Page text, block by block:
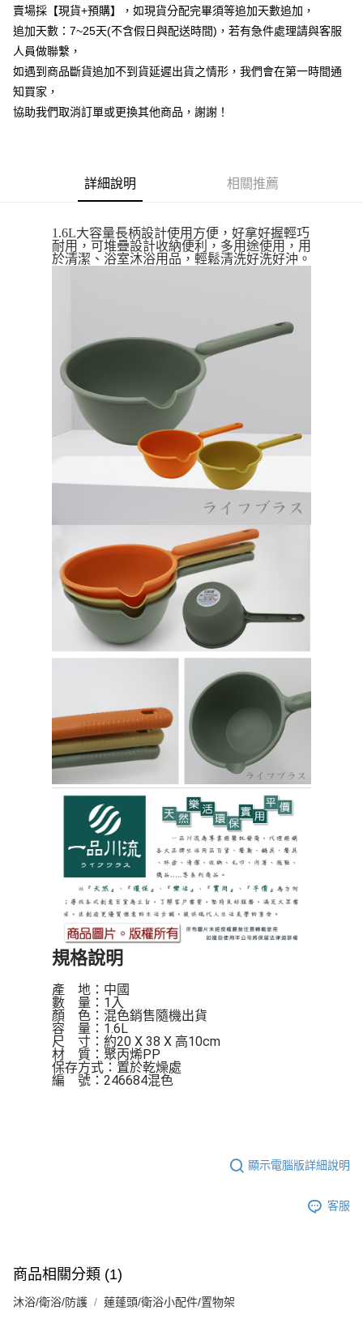
元大商業銀行
永豐商業銀行
台新國際商業銀行
中國信託商業銀行
台灣樂天信用卡公司
聯邦商業銀行
遠東國際商業銀行
元大商業銀行
永豐商業銀行
玉山商業銀行
台灣樂天信用卡公司
匯豐（台灣）商業銀行
華泰商業銀行
聯邦商業銀行
遠東國際商業銀行
元大商業銀行
玉山商業銀行
星展（台灣）商業銀行
台新國際商業銀行
街口支付
悠遊付
全盈+PAY
AFTEE先享後付
１．簡單：不需註冊會員、不需綁卡、不需儲值。
３．安心：先確認商品／服務後，再付款。
【「AFTEE先享後付」結帳流程】
ATM／網路銀行／等多元方式進行付款，方視為交易完成。
※ 請注意：結帳手續完成當下不需立刻繳費，但若您需要取消訂單，請聯絡
購買商品的店家。未經商家同意取消之訂單仍視為有效，需透過AFTEE先享
後付繳納相關費用。
※ 交易是否成功請以「AFTEE先享後付 」之結帳頁面顯示為準，若有關於
是否繳費成功／繳費後需取消欲退款等相關疑問，請聯繫「AFTEE先享後付
客戶支援中心」
https://netprotections.freshdesk.com/support/home
１．透過由恩沛科技股份有限公司提供之「AFTEE先享後付」服務完成之交
易，需依本服務之必要範圍內提供個人資料，並將交易相關給付款項請求債
權轉讓予恩沛科技股份有限公司。
２．關於個人資料處理事宜，請瀏覽以下網址：
３．未成年的使用者請事先徵得法定代理人或監護人之同意方可使用
「AFTEE先享後付」，若未經同意申辦者引起之損失，本公司不負相關責
４．使用「AFTEE先享後付」時，將依據個別帳號之用戶狀況，依本公司即
時審查核予不同之上限額度；若仍有額度不足之情形，本公司將視審查結果
請求用戶進行身份認證。
５．嚴禁一人註冊多個帳號或使用他人資訊註冊。若發現惡意使用之情形，
恩沛科技股份有限公司將有權停止該用戶之使用額度並採取法律行動。
運送方式
全家取貨付款三天後到
每筆NT$100，滿NT$1,000(含以上)免運費
付款後全家取貨
每筆NT$60，滿NT$490(含以上)免運費
7-11取貨付款三天
每筆NT$60，滿NT$490(含以上)免運費
每筆NT$100，滿NT$1,000(含以上)免運費
每筆NT$60，滿NT$490(含以上)免運費
本島宅配1~2天後到
每筆NT$80，滿NT$490(含以上)免運費
每筆NT$150，滿NT$3,000(含以上)免運費
賣場採【現貨+預購】，如現貨分配完畢須等追加天數追加，
追加天數：7~25天(不含假日與配送時間)，若有急件處理請與客服
人員做聯繫，
如遇到商品斷貨追加不到貨延遲出貨之情形，我們會在第一時間通
知買家，
協助我們取消訂單或更換其他商品，謝謝！
詳細說明 相關推薦
1.6L大容量長柄設計使用方便 ，好拿好握輕巧
耐用， 可堆疊設計收納便利， 多用途使用，用
於清潔、 浴室沐浴用品 ，輕鬆清洗好洗好沖。
規格說明
產    地：中國
數    量：1入
顏    色：混色銷售隨機出貨
容    量：1.6L
尺    寸：約20 X 38 X 高10cm
材    質：聚丙烯PP
保存方式：置於乾燥處
編    號：246684混色
顯示電腦版詳細說明
客服
商品相關分類 (1)
沐浴/衛浴/防護 蓮蓬頭/衛浴小配件/置物架